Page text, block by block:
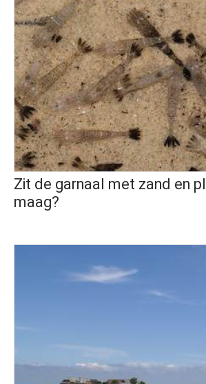
Zit de garnaal met zand en
maag?